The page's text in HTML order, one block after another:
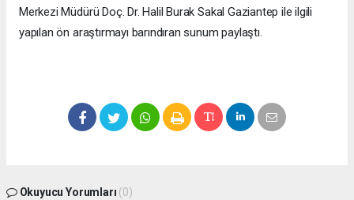
Merkezi Müdürü Doç. Dr. Halil Burak Sakal Gaziantep ile ilgili
yapılan ön araştırmayı barındıran sunum paylaştı.
Okuyucu Yorumları (0)